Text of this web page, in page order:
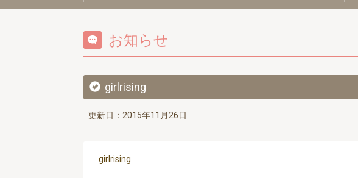
お知らせ
girlrising
更新日：2015年11月26日
girlrising